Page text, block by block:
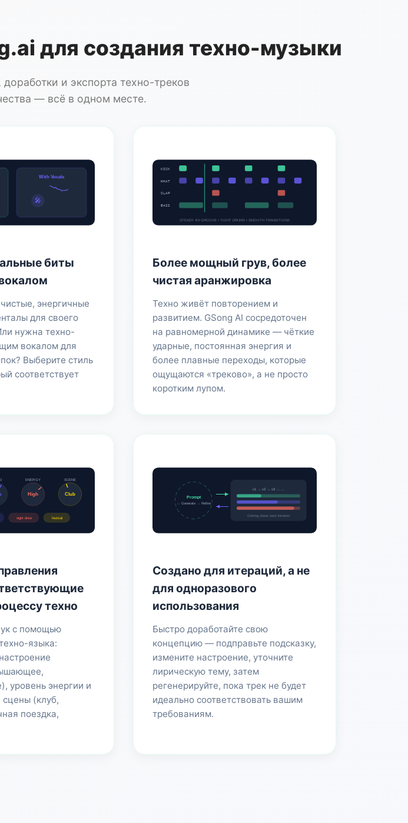
для создания техно-музыки
и экспорта техно-треков
— всё в одном месте.
With Vocals
🎤
биты
энергичные
для своего
нужна техно-
вокалом для
Выберите стиль
соответствует
KICK
HHAT
CLAP
BASS
STEADY 4/4 GROOVE • TIGHT DRUMS • SMOOTH TRANSITIONS
Более мощный грув, более
чистая аранжировка
Техно живёт повторением и
развитием. GSong AI сосредоточен
на равномерной динамике — чёткие
ударные, постоянная энергия и
более плавные переходы, которые
ощущаются «треково», а не просто
коротким лупом.
ENERGY
High
SCENE
Club
night drive festival
техно
с помощью
языка:
уровень энергии и
сцены (клуб,
поездка,
Prompt
→ Generate → Refine
v1 → v2 → v3 → ...
Getting closer each iteration
Создано для итераций, а не
для одноразового
использования
Быстро доработайте свою
концепцию — подправьте подсказку,
измените настроение, уточните
лирическую тему, затем
регенерируйте, пока трек не будет
идеально соответствовать вашим
требованиям.